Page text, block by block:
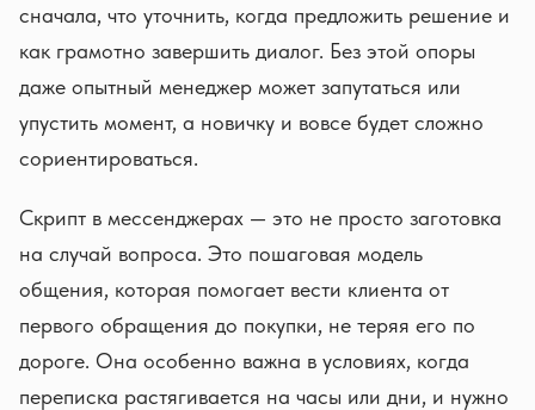
сначала, что уточнить, когда предложить решение и
как грамотно завершить диалог. Без этой опоры
даже опытный менеджер может запутаться или
упустить момент, а новичку и вовсе будет сложно
сориентироваться.
Скрипт в мессенджерах — это не просто заготовка
на случай вопроса. Это пошаговая модель
общения, которая помогает вести клиента от
первого обращения до покупки, не теряя его по
дороге. Она особенно важна в условиях, когда
переписка растягивается на часы или дни, и нужно